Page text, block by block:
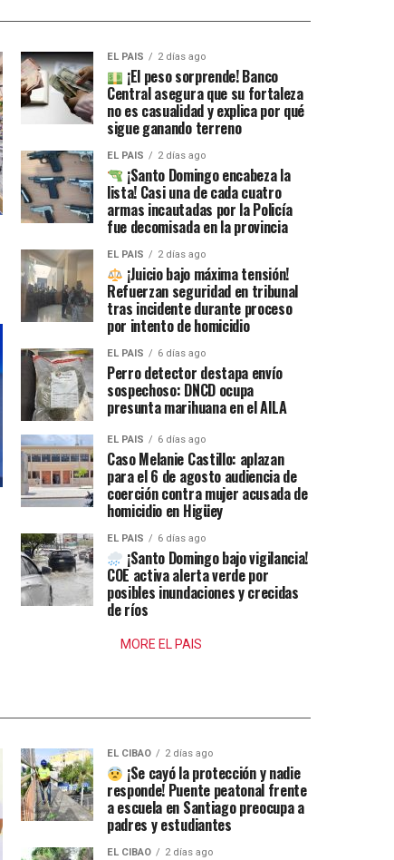
EL PAIS 2 días ago
¡El peso sorprende! Banco
Central asegura que su fortaleza
no es casualidad y explica por qué
sigue ganando terreno
EL PAIS 2 días ago
¡Santo Domingo encabeza la
lista! Casi una de cada cuatro
armas incautadas por la Policía
fue decomisada en la provincia
EL PAIS 2 días ago
¡Juicio bajo máxima tensión!
Refuerzan seguridad en tribunal
tras incidente durante proceso
por intento de homicidio
EL PAIS 6 días ago
Perro detector destapa envío
sospechoso: DNCD ocupa
presunta marihuana en el AILA
EL PAIS 6 días ago
Caso Melanie Castillo: aplazan
para el 6 de agosto audiencia de
coerción contra mujer acusada de
homicidio en Higüey
EL PAIS 6 días ago
¡Santo Domingo bajo vigilancia!
COE activa alerta verde por
posibles inundaciones y crecidas
de ríos
MORE EL PAIS
EL CIBAO 2 días ago
¡Se cayó la protección y nadie
responde! Puente peatonal frente
a escuela en Santiago preocupa a
padres y estudiantes
EL CIBAO 2 días ago